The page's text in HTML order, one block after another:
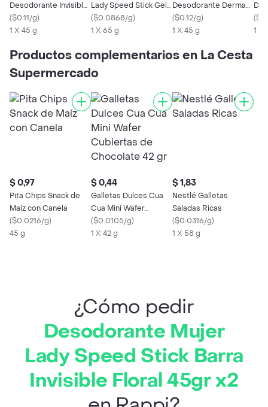
Desodorante Invisible
Floral
($0.11/g)
1 X 45 g
Lady Speed Stick Gel
Double Defense Floral
65gr
($0.0868/g)
1 X 65 g
Desodorante Derma
Vitamina E
($0.12/g)
1 X 45 g
(
1 X
Productos complementarios en La Cesta
Supermercado
$ 0,97
Pita Chips Snack de
Maíz con Canela
($0.0216/g)
45 g
$ 0,44
Galletas Dulces Cua
Cua Mini Wafer
Cubiertas de
Chocolate 42 gr
($0.0105/g)
1 X 42 g
$ 1,83
Nestlé Galletas
Saladas Ricas
($0.0316/g)
1 X 58 g
¿Cómo pedir
Desodorante Mujer
Lady Speed Stick Barra
Invisible Floral 45gr x2